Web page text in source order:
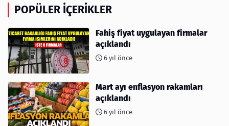
POPÜLER İÇERIKLER
Fahiş fiyat uygulayan firmalar
açıklandı
6 yıl önce
Mart ayı enflasyon rakamları
açıklandı
6 yıl önce